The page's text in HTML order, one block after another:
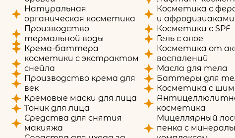
Натуральная
органическая косметика
Производство
термальной воды
Крема-баттера
косметики с экстрактом
снейла
Производство крема для
век
Кремовые маски для лица
Тоник для лица
Средства для снятия
макияжа
Косметика с
и афродизиаками
Косметики с SPF
Гель с алое
Косметика от
воспалений
Масла для тела
Баттеры для
Косметика с
косметика
Мицеллярный
пенка с